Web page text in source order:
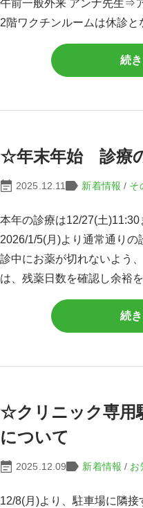
午前一般外来 アンナ先生⇒
2階ワクチンルームは休診と
続
☆年末年始 診療
2025.12.11 新着情報 / そ
本年の診療は12/27(土)11:30
2026/1/5(月)より通常通り
診中にお薬が切れないよう
は、残薬日数を確認し余裕
続
☆クリニック専用
について
2025.12.09 新着情報 / お
12/8(月)より、駐車場に隣